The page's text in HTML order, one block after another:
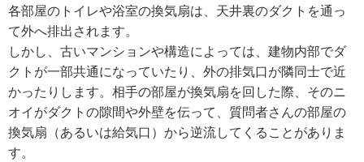
各部屋のトイレや浴室の換気扇は、天井裏のダクトを通っ
て外へ排出されます。
しかし、古いマンションや構造によっては、建物内部でダ
クトが一部共通になっていたり、外の排気口が隣同士で近
かったりします。相手の部屋が換気扇を回した際、そのニ
オイがダクトの隙間や外壁を伝って、質問者さんの部屋の
換気扇（あるいは給気口）から逆流してくることがありま
す。